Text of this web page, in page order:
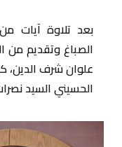
بعد تلاوة آيات
الصباغ وتقديم من
علوان شرف الدين،
الحسيني السيد